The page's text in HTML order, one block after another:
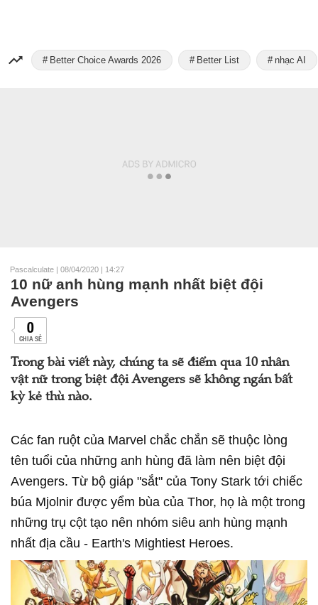
Better Choice Awards 2026 Better List nhạc AI
Pascalculate | 08/04/2020 | 14:27
10 nữ anh hùng mạnh nhất biệt đội
Avengers
0
CHIA SẺ
Trong bài viết này, chúng ta sẽ điểm qua 10 nhân
vật nữ trong biệt đội Avengers sẽ không ngán bất
kỳ kẻ thù nào.
Các fan ruột của Marvel chắc chắn sẽ thuộc lòng
tên tuổi của những anh hùng đã làm nên biệt đội
Avengers. Từ bộ giáp "sắt" của Tony Stark tới chiếc
búa Mjolnir được yểm bùa của Thor, họ là một trong
những trụ cột tạo nên nhóm siêu anh hùng mạnh
nhất địa cầu - Earth's Mightiest Heroes.